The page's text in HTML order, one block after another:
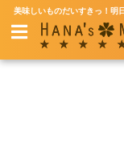
美味しいものだいすきっ！明